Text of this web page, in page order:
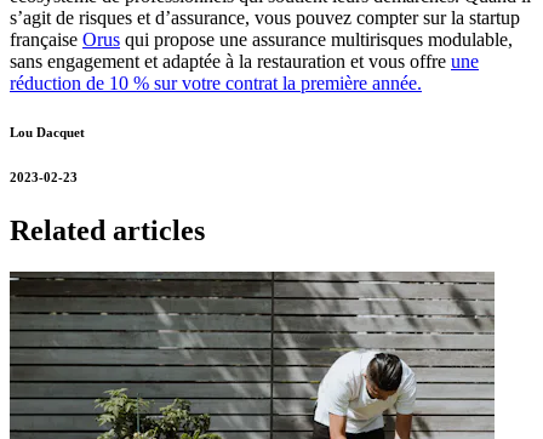
s’agit de risques et d’assurance, vous pouvez compter sur la startup
française Orus qui propose une assurance multirisques modulable,
sans engagement et adaptée à la restauration et vous offre une
réduction de 10 % sur votre contrat la première année.
Lou Dacquet
2023-02-23
Related articles